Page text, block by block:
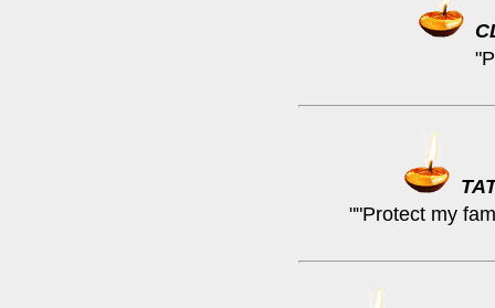
""Protect my